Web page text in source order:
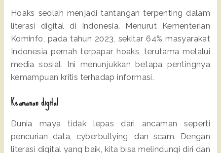
Hoaks seolah menjadi tantangan terpenting dalam
literasi digital di Indonesia. Menurut Kementerian
Kominfo, pada tahun 2023, sekitar 64% masyarakat
Indonesia pernah terpapar hoaks, terutama melalui
media sosial. Ini menunjukkan betapa pentingnya
kemampuan kritis terhadap informasi.
Keamanan digital
Dunia maya tidak lepas dari ancaman seperti
pencurian data, cyberbullying, dan scam. Dengan
literasi digital yang baik, kita bisa melindungi diri dan